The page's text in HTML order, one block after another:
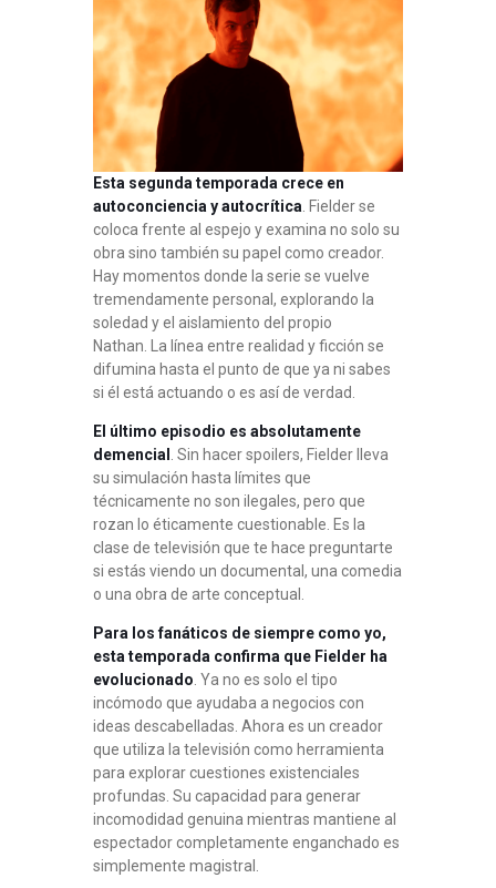
Esta segunda temporada crece en
autoconciencia y autocrítica . Fielder se
coloca frente al espejo y examina no solo su
obra sino también su papel como creador.
Hay momentos donde la serie se vuelve
tremendamente personal, explorando la
soledad y el aislamiento del propio
Nathan . La línea entre realidad y ficción se
difumina hasta el punto de que ya ni sabes
si él está actuando o es así de verdad.
El último episodio es absolutamente
demencial
. Sin hacer spoilers, Fielder lleva
su simulación hasta límites que
técnicamente no son ilegales, pero que
rozan lo éticamente cuestionable. Es la
clase de televisión que te hace preguntarte
si estás viendo un documental, una comedia
o una obra de arte conceptual
Para los fanáticos de siempre como yo,
esta temporada confirma que Fielder ha
evolucionado . Ya no es solo el tipo
incómodo que ayudaba a negocios con
ideas descabelladas. Ahora es un creador
que utiliza la televisión como herramienta
para explorar cuestiones existenciales
profundas . Su capacidad para generar
incomodidad genuina mientras mantiene al
espectador completamente enganchado es
simplemente magistral.